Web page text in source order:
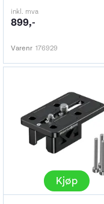
inkl. mva
899,-
Varenr 176929
Kjøp